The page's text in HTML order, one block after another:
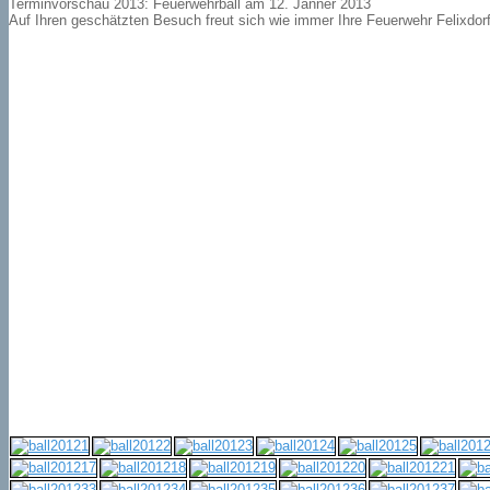
Terminvorschau 2013: Feuerwehrball am 12. Jänner 2013
Auf Ihren geschätzten Besuch freut sich wie immer Ihre Feuerwehr